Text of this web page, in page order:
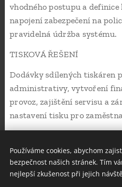
vhodného postupu a
napojení zabezpečení na
pravidelná údržba systému.
TISKOVÁ ŘEŠENÍ
Dodávky sdílených tiskáren
administrativy, vytvoření
provoz, zajištění servisu a
nastavení tisku pro
Používáme cookies, abychom
bezpečnost našich stránek. Tím
nejlepší zkušenost při jejich